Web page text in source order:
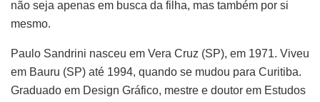
não seja apenas em busca da filha, mas também por si
mesmo.
Paulo Sandrini nasceu em Vera Cruz (SP), em 1971. Viveu
em Bauru (SP) até 1994, quando se mudou para Curitiba.
Graduado em Design Gráfico, mestre e doutor em Estudos